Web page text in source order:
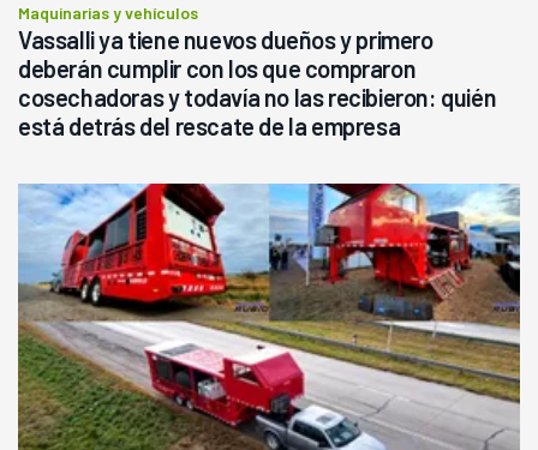
Maquinarias y vehículos
Vassalli ya tiene nuevos dueños y primero
deberán cumplir con los que compraron
cosechadoras y todavía no las recibieron: quién
está detrás del rescate de la empresa